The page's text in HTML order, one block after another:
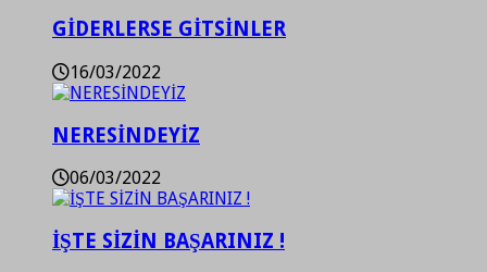
GİDERLERSE GİTSİNLER
16/03/2022
NERESİNDEYİZ
06/03/2022
İŞTE SİZİN BAŞARINIZ !